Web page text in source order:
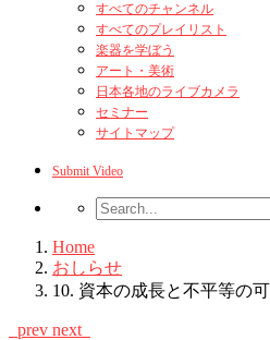
すべてのチャンネル
すべてのプレイリスト
楽器を学ぼう
アート・美術
日本各地のライブカメラ
セミナー
サイトマップ
Submit Video
Home
おしらせ
10. 資本の成長と不平等の
prev next